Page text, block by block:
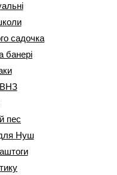
садочка
банері
пес
Нуш